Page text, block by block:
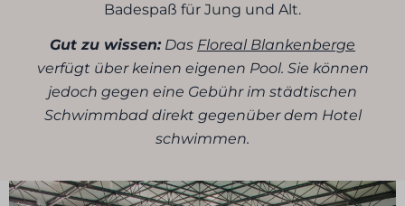
Badespaß für Jung und Alt.
Gut zu wissen:Das Floreal Blankenberge
verfügt über keinen eigenen Pool. Sie können
jedoch gegen eine Gebühr im städtischen
Schwimmbad direkt gegenüber dem Hotel
schwimmen.